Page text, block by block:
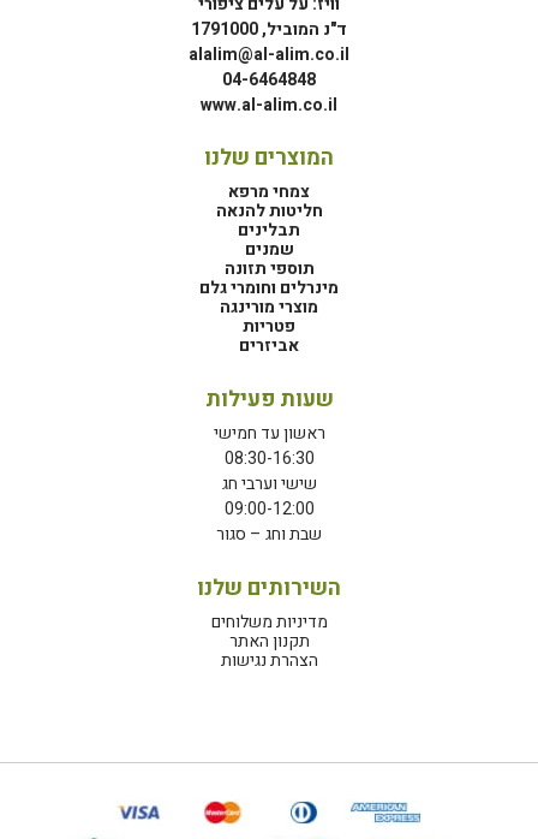
ד"נ המוביל, 1791000
alalim@al-alim.co.il
04-6464848
www.al-alim.co.il
המוצרים שלנו
צמחי מרפא
חליטות להנאה
תבלינים
שמנים
תוספי תזונה
מינרלים וחומרי גלם
מוצרי מורינגה
פטריות
אביזרים
שעות פעילות
ראשון עד חמישי
08:30-16:30
שישי וערבי חג
09:00-12:00
שבת וחג – סגור
השירותים שלנו
מדיניות משלוחים
תקנון האתר
הצהרת נגישות